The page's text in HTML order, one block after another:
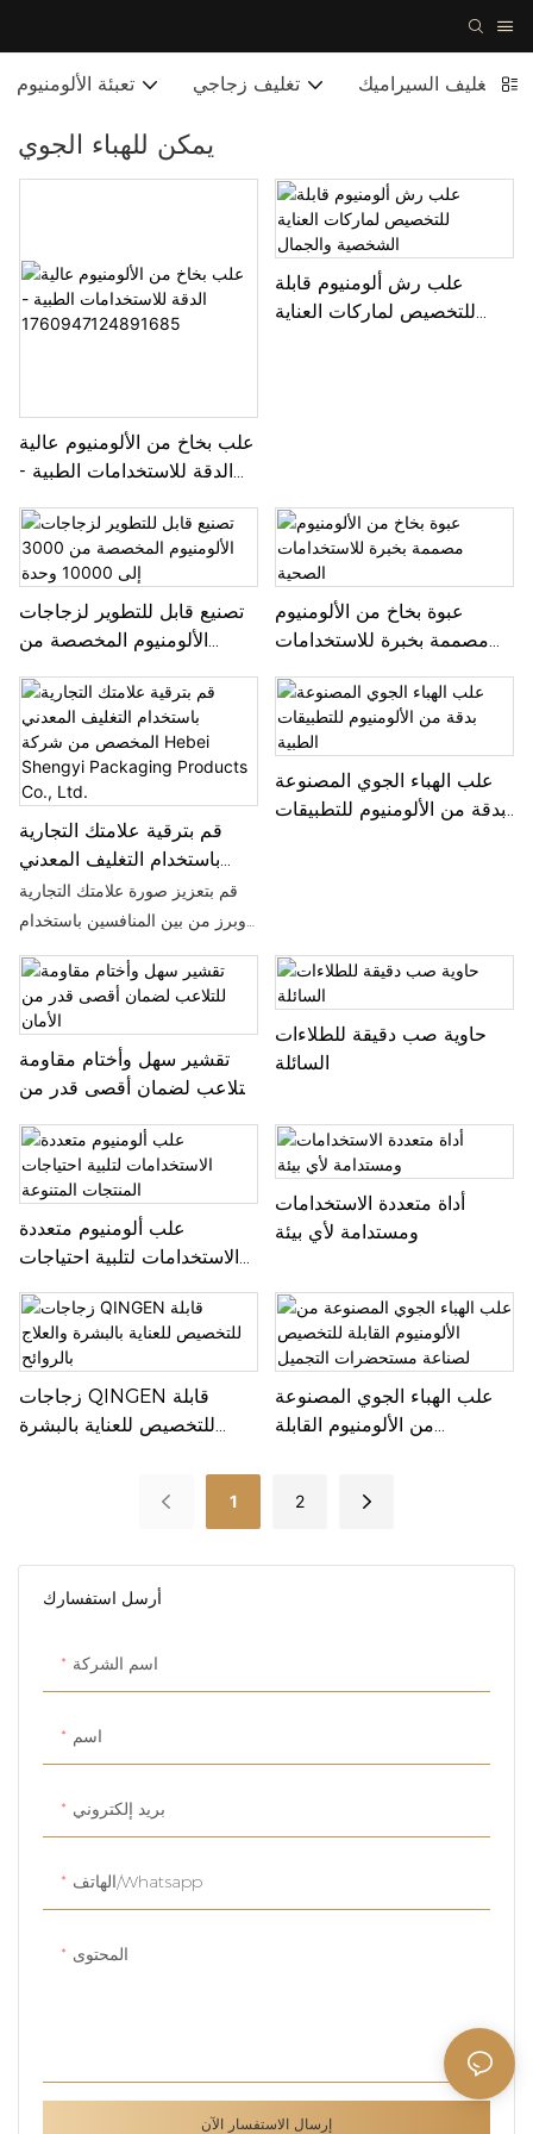
تعبئة الألومنيوم تغليف زجاجي تغليف السيراميك
يمكن للهباء الجوي
أرسل استفسارك
اسم الشركة
اسم
بريد إلكتروني
الهاتف/whatsapp
المحتوى
إرسال الاستفسار الآن
علب بخاخ من الألومنيوم عالية
الدقة للاستخدامات الطبية -
علب رش ألومنيوم قابلة
للتخصيص لماركات العناية
تصنيع قابل للتطوير لزجاجات
الألومنيوم المخصصة من
عبوة بخاخ من الألومنيوم
مصممة بخبرة للاستخدامات
قم بترقية علامتك التجارية
باستخدام التغليف المعدني
المخصص من شركة Hebei
Shengyi Packaging
قم بتعزيز صورة علامتك التجارية
وبرز من بين المنافسين باستخدام
حلول التغليف المعدنية المخصصة
من Hebei Shengyi Packaging
Products Co., Ltd. توفر علب
الألومنيوم المتميزة لدينا المتانة
والتصميم الأنيق وقدرات الطباعة
عالية الجودة لرفع مستوى عرض
منتجك.
علب الهباء الجوي المصنوعة
بدقة من الألومنيوم للتطبيقات
تقشير سهل وأختام مقاومة
للتلاعب لضمان أقصى قدر من
حاوية صب دقيقة للطلاءات
السائلة
علب ألومنيوم متعددة
الاستخدامات لتلبية احتياجات
أداة متعددة الاستخدامات
ومستدامة لأي بيئة
زجاجات QINGEN قابلة
للتخصيص للعناية بالبشرة
علب الهباء الجوي المصنوعة
من الألومنيوم القابلة
1 2